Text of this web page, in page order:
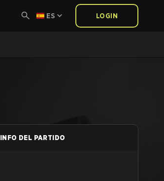
ES LOGIN
INFO DEL PARTIDO